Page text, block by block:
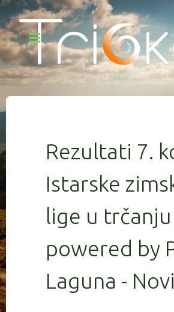
Rezultati 7.
Istarske
lige u trčanju
powered by
Laguna -